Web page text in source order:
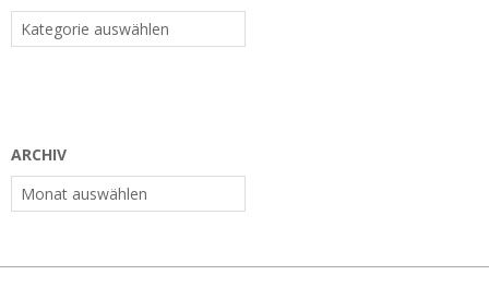
Kategorien
ARCHIV
Archiv